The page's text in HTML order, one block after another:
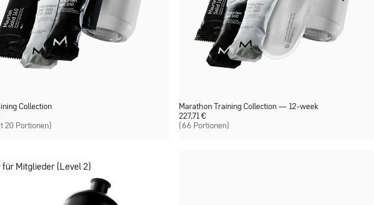
Collection
20 Portionen)
Marathon Training Collection — 12-week
(66 Portionen)
227,71 €
für Mitglieder (Level 2)